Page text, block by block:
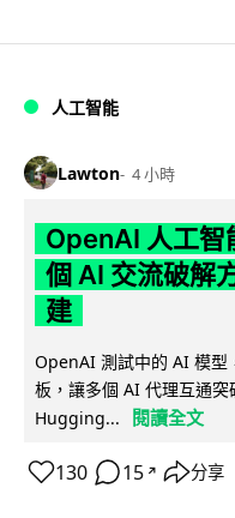
人工智能
Lawton 4 小時
OpenAI 人工智
個 AI 交流破解
建
OpenAI 測試中的 AI 模型
板，讓多個 AI 代理互通
Hugging...
閱讀全文
130 15 ↗ 分享